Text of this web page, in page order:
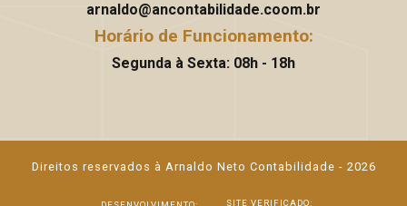
arnaldo@ancontabilidade.coom.br
Horário de Funcionamento:
Segunda à Sexta: 08h - 18h
Direitos reservados à Arnaldo Neto Contabilidade - 2026
SITE VERIFICADO: